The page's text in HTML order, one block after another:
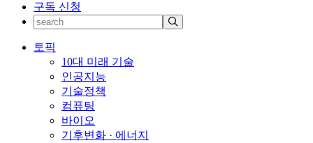
구독 신청
토픽
10대 미래 기술
인공지능
기술정책
컴퓨팅
바이오
기후변화 · 에너지